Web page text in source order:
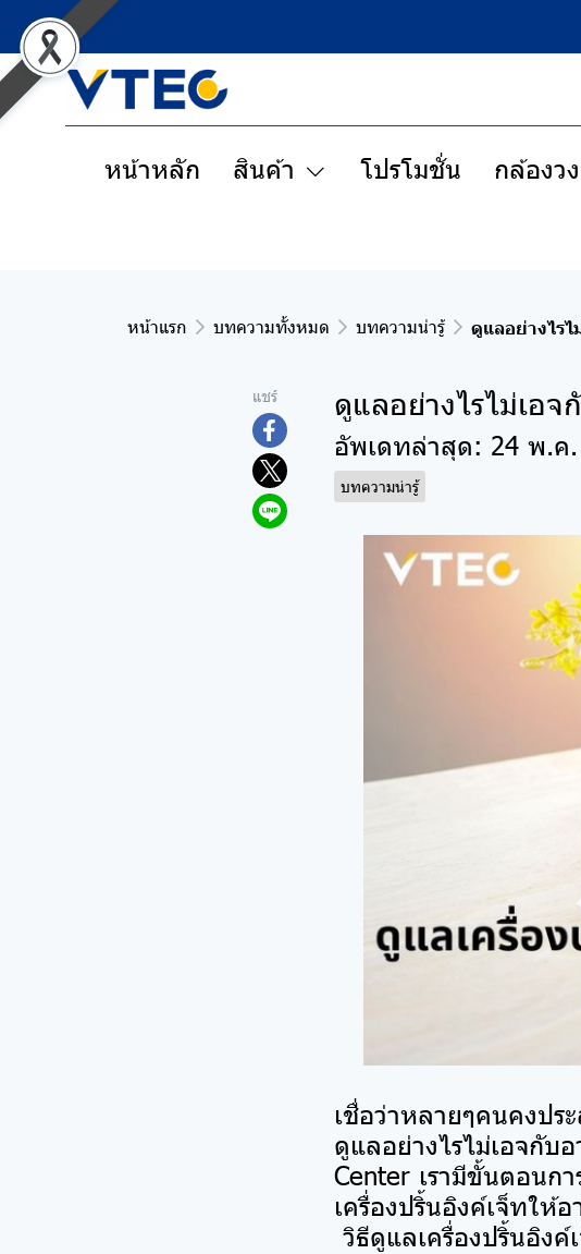
หน้าหลัก สินค้า โปรโมชั่น กล้องว
หน้าแรก บทความทั้งหมด บทความน่ารู้ ดูแลอย่างไร
แชร์ ดูแลอย่างไรไม่เอ
อัพเดทล่าสุด: 24 พ.ค
บทความน่ารู้
เชื่อว่าหลายๆคนคงปร
ดูแลอย่างไรไม่เอจกั
Center เรามีขั้นตอนก
เครื่องปริ้นอิงค์เจ็ทให้
วิธีดูแลเครื่องปริ้นอิงค์